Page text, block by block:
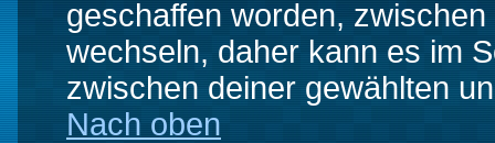
geschaffen worden,
wechseln, daher kann es im
zwischen deiner gewählten
Nach oben